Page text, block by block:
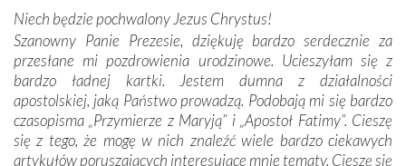
mieliśmy okazję przekonać się, że Maryja swoją opieką
otacza nie tylko nasz naród, lecz wszystkie nacje, które
się Jej ufnie oddają, a także każdą osobę, która zawierza
Jej siebie oraz swych bliskich.
Dzieje Portugalii to również historia wierności Bogu i
odstępstw, także w życiu władców. Trudne momenty w
Niech będzie pochwalony Jezus Chrystus!
Szanowny Panie Prezesie, dziękuję bardzo serdecznie za
przesłane mi pozdrowienia urodzinowe. Ucieszyłam się z
bardzo ładnej kartki. Jestem dumna z działalności
apostolskiej, jaką Państwo prowadzą. Podobają mi się bardzo
czasopisma „Przymierze z Maryją” i „Apostoł Fatimy”. Cieszę
się z tego, że mogę w nich znaleźć wiele bardzo ciekawych
artykułów poruszających interesujące mnie tematy. Cieszę się